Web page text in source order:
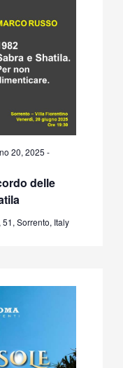
delle
20, 2025 -
Sorrento, Italy